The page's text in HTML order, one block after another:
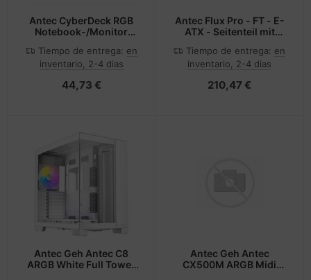
Antec CyberDeck RGB
Notebook-/Monitor
Tiempo de entrega: en
inventario, 2-4 dias
44,73 €
Antec Flux Pro - FT - E-
ATX - Seitenteil mit
Glas)
Tiempo de entrega: en
inventario, 2-4 dias
210,47 €
Antec Geh Antec C8
ARGB White Full Tower
Antec Geh Antec
CX500M ARGB Midi